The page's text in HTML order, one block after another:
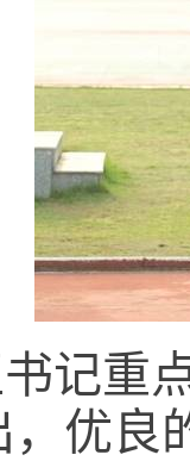
记重
，优良